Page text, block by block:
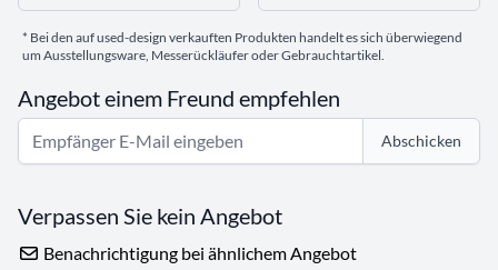
* Bei den auf used-design verkauften Produkten handelt es sich überwiegend
um Ausstellungsware, Messerückläufer oder Gebrauchtartikel.
Angebot einem Freund empfehlen
Abschicken
Verpassen Sie kein Angebot
Benachrichtigung bei ähnlichem Angebot